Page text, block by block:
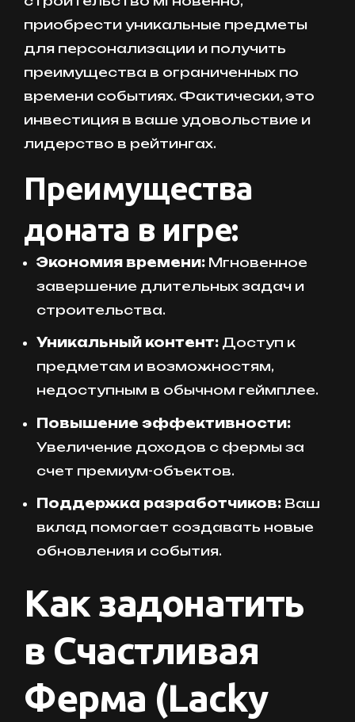
приобрести уникальные предметы
для персонализации и получить
преимущества в ограниченных по
времени событиях. Фактически, это
инвестиция в ваше удовольствие и
лидерство в рейтингах.
Преимущества
доната в игре:
Экономия времени: Мгновенное
завершение длительных задач и
строительства.
Уникальный контент: Доступ к
предметам и возможностям,
недоступным в обычном геймплее.
Повышение эффективности:
Увеличение доходов с фермы за
счет премиум-объектов.
Поддержка разработчиков: Ваш
вклад помогает создавать новые
обновления и события.
Как задонатить
в Счастливая
Ферма (Lacky